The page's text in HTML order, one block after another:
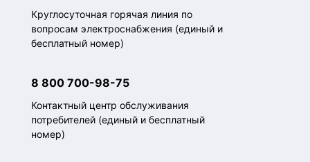
Круглосуточная горячая линия по
вопросам электроснабжения (единый и
бесплатный номер)
8 800 700-98-75
Контактный центр обслуживания
потребителей (единый и бесплатный
номер)